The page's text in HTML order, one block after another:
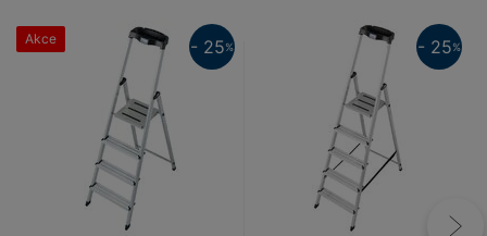
Akce
- 25% - 25%